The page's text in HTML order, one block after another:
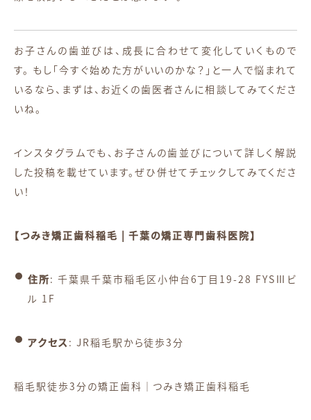
お子さんの歯並びは、成長に合わせて変化していくもので
す。 もし「今すぐ始めた方がいいのかな？」と一人で悩まれて
いるなら、まずは、お近くの歯医者さんに相談してみてくださ
いね。
インスタグラムでも、お子さんの歯並びについて詳しく解説
した投稿を載せています。ぜひ併せてチェックしてみてくださ
い！
【つみき矯正歯科稲毛 | 千葉の矯正専門歯科医院】
住所: 千葉県千葉市稲毛区小仲台6丁目19-28 FYSⅢビ
ル 1F
アクセス : JR稲毛駅から徒歩3分
稲毛駅徒歩3分の矯正歯科｜つみき矯正歯科稲毛